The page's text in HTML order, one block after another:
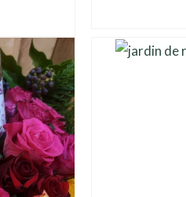
prix :
45.00€
à
65.00€